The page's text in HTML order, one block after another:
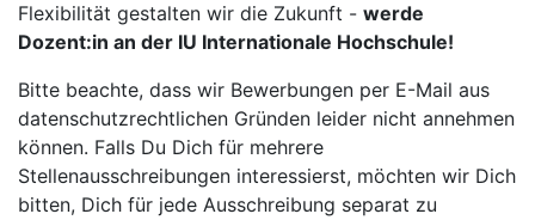
Flexibilität gestalten wir die Zukunft - werde
Dozent:in an der IU Internationale Hochschule!
Bitte beachte, dass wir Bewerbungen per E-Mail aus
datenschutzrechtlichen Gründen leider nicht annehmen
können. Falls Du Dich für mehrere
Stellenausschreibungen interessierst, möchten wir Dich
bitten, Dich für jede Ausschreibung separat zu